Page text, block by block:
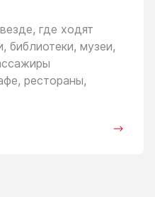
где ходят
библиотеки, музеи,
рестораны,